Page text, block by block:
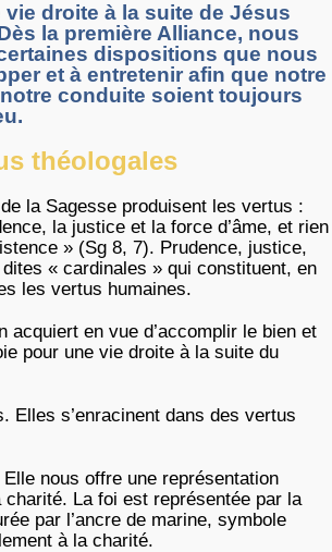
droite à la suite de Jésus
la première Alliance, nous
dispositions que nous
et à entretenir afin que notre
conduite soient toujours
théologales
la Sagesse produisent les vertus :
la justice et la force d’âme, et rien
» (Sg 8, 7). Prudence, justice,
« cardinales » qui constituent, en
les vertus humaines.
acquiert en vue d’accomplir le bien et
pour une vie droite à la suite du
Elles s’enracinent dans des vertus
nous offre une représentation
La foi est représentée par la
par l’ancre de marine, symbole
à la charité.